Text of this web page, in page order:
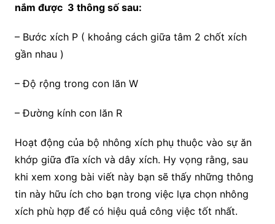
nắm được 3 thông số sau:
– Bước xích P ( khoảng cách giữa tâm 2 chốt xích
gần nhau )
– Độ rộng trong con lăn W
– Đường kính con lăn R
Hoạt động của bộ nhông xích phụ thuộc vào sự ăn
khớp giữa đĩa xích và dây xích. Hy vọng rằng, sau
khi xem xong bài viết này bạn sẽ thấy những thông
tin này hữu ích cho bạn trong việc lựa chọn nhông
xích phù hợp để có hiệu quả công việc tốt nhất.